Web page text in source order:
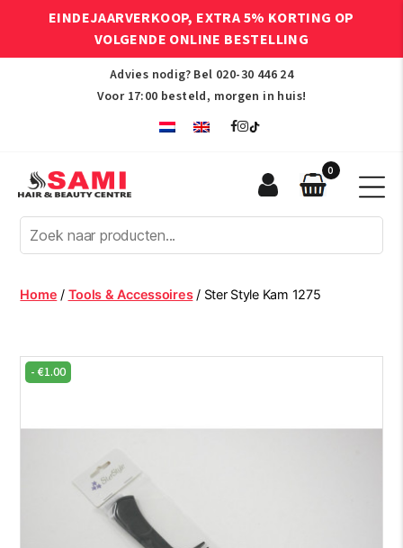
EINDEJAARVERKOOP, EXTRA 5% KORTING OP
VOLGENDE ONLINE BESTELLING
Advies nodig? Bel 020-30 446 24
Voor 17:00 besteld, morgen in huis!
Afro
Hair
Beauty
Centre
0
Home / Tools & Accessoires/ Ster Style Kam 1275
-€1.00